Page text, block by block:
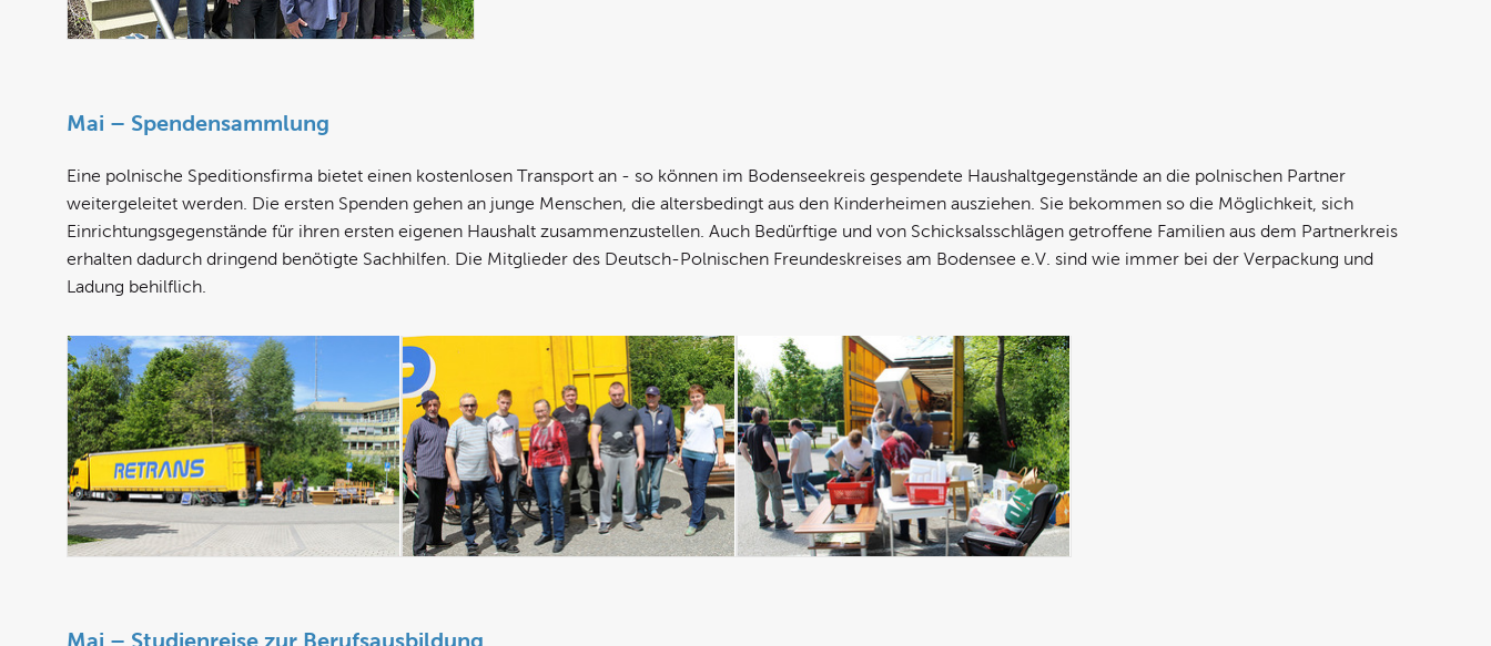
Mai – Spendensammlung
Eine polnische Speditionsfirma bietet einen kostenlosen Transport an - so können im Bodenseekreis gespendete Haushaltgegenstände an die polnischen Partner
weitergeleitet werden. Die ersten Spenden gehen an junge Menschen, die altersbedingt aus den Kinderheimen ausziehen. Sie bekommen so die Möglichkeit, sich
Einrichtungsgegenstände für ihren ersten eigenen Haushalt zusammenzustellen. Auch Bedürftige und von Schicksalsschlägen getroffene Familien aus dem Partnerkreis
erhalten dadurch dringend benötigte Sachhilfen. Die Mitglieder des Deutsch-Polnischen Freundeskreises am Bodensee e.V. sind wie immer bei der Verpackung und
Ladung behilflich.
Mai – Studienreise zur Berufsausbildung